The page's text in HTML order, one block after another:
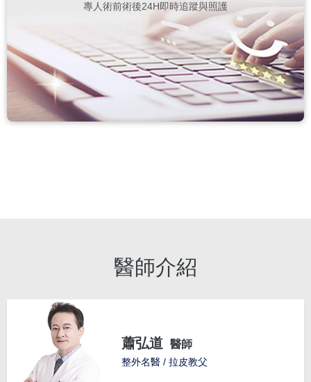
專人術前術後24H即時追蹤與照護
醫師介紹
蕭弘道 醫師
整外名醫 / 拉皮教父